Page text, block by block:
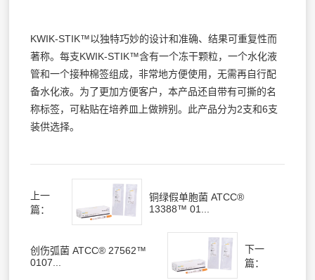
KWIK-STIK™以独特巧妙的设计和准确、结果可重复性而
著称。每支KWIK-STIK™含有一个冻干颗粒，一个水化液
管和一个接种棉签组成，非常地方便使用，无需再自行配
备水化液。为了更加方便客户，本产品还自带有可撕的名
称标签，可粘贴在培养皿上做辨别。此产品分为2支和6支
装供选择。
上一
篇：
铜绿假单胞菌 ATCC®
13388™ 01...
创伤弧菌 ATCC® 27562™
0107...
下一
篇：